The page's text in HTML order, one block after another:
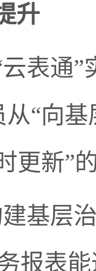
升
表通”
“向
更新”
基层
报表